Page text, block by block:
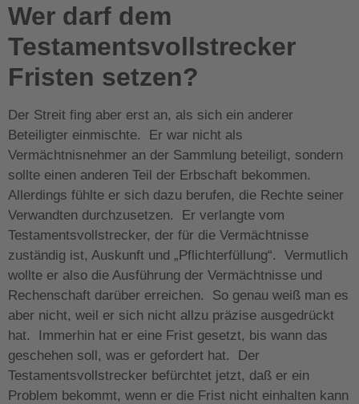
Wer darf dem
Testamentsvollstrecker
Fristen setzen?
Der Streit fing aber erst an, als sich ein anderer
Beteiligter einmischte. Er war nicht als
Vermächtnisnehmer an der Sammlung beteiligt, sondern
sollte einen anderen Teil der Erbschaft bekommen.
Allerdings fühlte er sich dazu berufen, die Rechte seiner
Verwandten durchzusetzen. Er verlangte vom
Testamentsvollstrecker, der für die Vermächtnisse
zuständig ist, Auskunft und „Pflichterfüllung“. Vermutlich
wollte er also die Ausführung der Vermächtnisse und
Rechenschaft darüber erreichen. So genau weiß man es
aber nicht, weil er sich nicht allzu präzise ausgedrückt
hat. Immerhin hat er eine Frist gesetzt, bis wann das
geschehen soll, was er gefordert hat. Der
Testamentsvollstrecker befürchtet jetzt, daß er ein
Problem bekommt, wenn er die Frist nicht einhalten kann